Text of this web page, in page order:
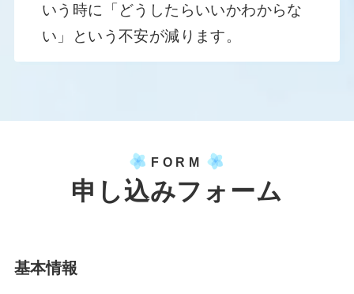
いう時に「どうしたらいいかわからな
い」という不安が減ります。
FORM
申し込みフォーム
基本情報